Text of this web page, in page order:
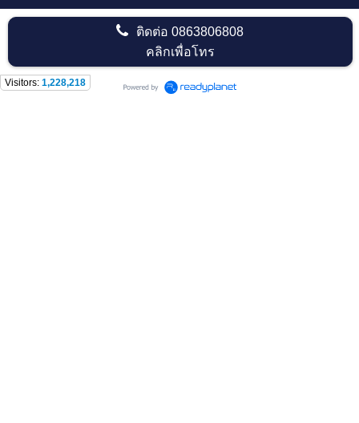
ติดต่อ0863806808
คลิกเพื่อโทร
Visitors: 1,228,218